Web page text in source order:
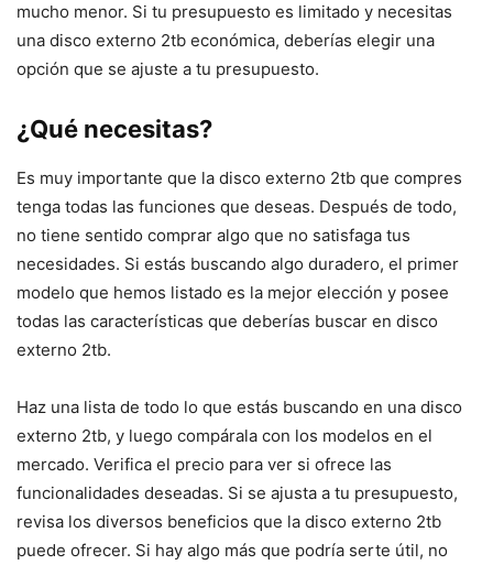
mucho menor. Si tu presupuesto es limitado y necesitas
una disco externo 2tb económica, deberías elegir una
opción que se ajuste a tu presupuesto.
¿Qué necesitas?
Es muy importante que la disco externo 2tb que compres
tenga todas las funciones que deseas. Después de todo,
no tiene sentido comprar algo que no satisfaga tus
necesidades. Si estás buscando algo duradero, el primer
modelo que hemos listado es la mejor elección y posee
todas las características que deberías buscar en disco
externo 2tb.
Haz una lista de todo lo que estás buscando en una disco
externo 2tb, y luego compárala con los modelos en el
mercado. Verifica el precio para ver si ofrece las
funcionalidades deseadas. Si se ajusta a tu presupuesto,
revisa los diversos beneficios que la disco externo 2tb
puede ofrecer. Si hay algo más que podría serte útil, no